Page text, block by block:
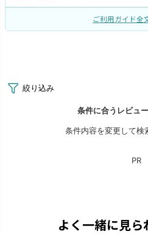
ご利用ガイド全
よく一緒に見ら